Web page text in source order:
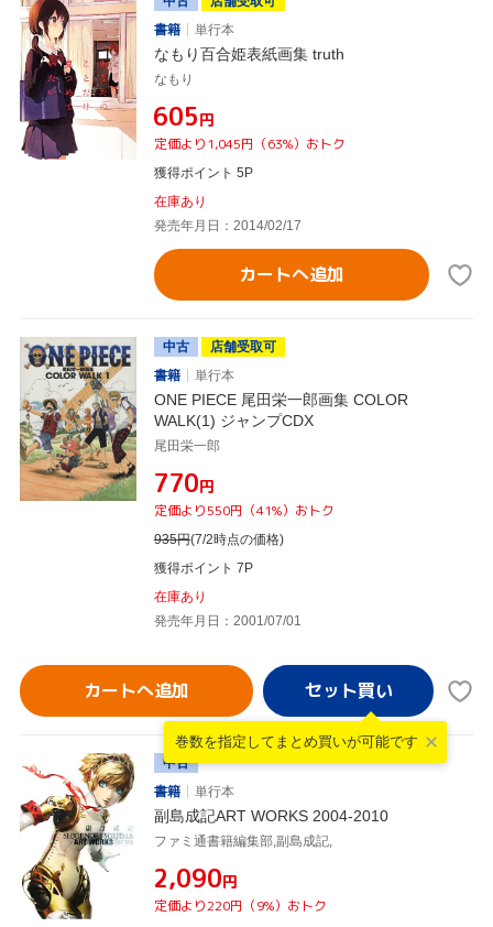
書籍
単行本
なもり百合姫表紙画集 truth
なもり
¥605円
定価より1,045円（63%）おトク
獲得ポイント 5P
在庫あり
発売年月日：2014/02/17
カートへ追加
中古
店舗受取可
書籍
単行本
ONE PIECE 尾田栄一郎画集 COLOR
WALK(1) ジャンプCDX
尾田栄一郎
¥770円
定価より550円（41%）おトク
935円(7/2時点の価格)
獲得ポイント 7P
在庫あり
発売年月日：2001/07/01
カートへ追加
巻数を指定して まとめ買いが可能です
中古
書籍
単行本
副島成記ART WORKS 2004-2010
ファミ通書籍編集部,副島成記,
¥2,090円
定価より220円（9%）おトク